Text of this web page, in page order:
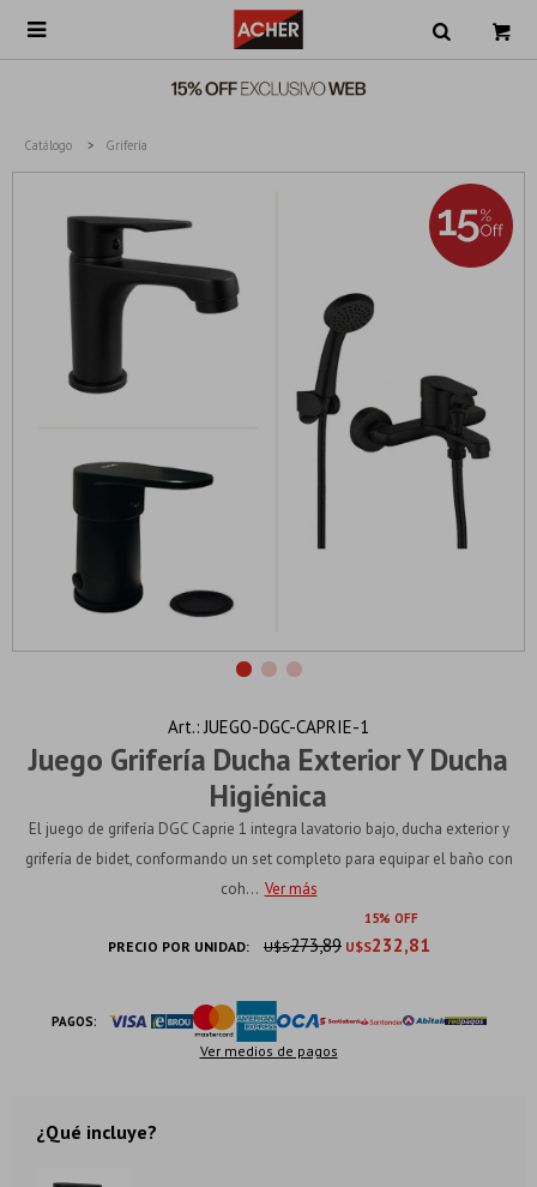

Catálogo Grifería
Juego Grifería Ducha Exterior Y Ducha
Higiénica
JUEGO-DGC-CAPRIE-1
El juego de grifería DGC Caprie 1 integra lavatorio bajo, ducha exterior y
grifería de bidet, conformando un set completo para equipar el baño con
coh... Ver más
15
PRECIO POR UNIDAD: U$S232,81
U$S273,89
PAGOS:
Ver medios de pagos
¿Qué incluye?